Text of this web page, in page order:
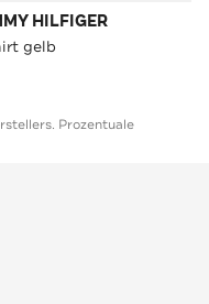
HILFIGER
gelb
Prozentuale